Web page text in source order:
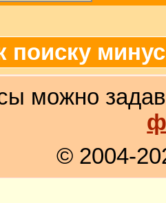
поиску
можно
© 2004-